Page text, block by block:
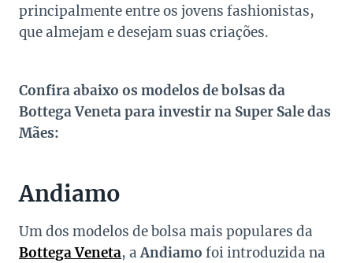
principalmente entre os jovens fashionistas,
que almejam e desejam suas criações.
Confira abaixo os modelos de bolsas da
Bottega Veneta para investir na Super Sale das
Mães:
Andiamo
Um dos modelos de bolsa mais populares da
Bottega Veneta, aAndiamo foi introduzida na